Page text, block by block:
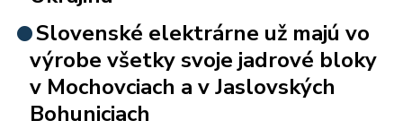
Slovenské elektrárne už majú vo
výrobe všetky svoje jadrové bloky
v Mochovciach a v Jaslovských
Bohuniciach